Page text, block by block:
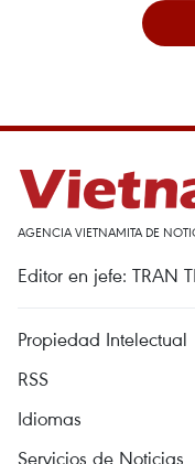
AGENCIA VIETNAMITA DE
Editor en jefe: TRAN
Propiedad Intelectual
RSS
Idiomas
Servicios de Noticias